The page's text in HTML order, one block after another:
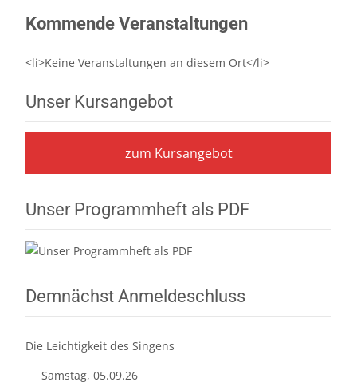
Kommende Veranstaltungen
<li>Keine Veranstaltungen an diesem Ort</li>
Unser Kursangebot
zum Kursangebot
Unser Programmheft als PDF
Demnächst Anmeldeschluss
Die Leichtigkeit des Singens
Samstag, 05.09.26